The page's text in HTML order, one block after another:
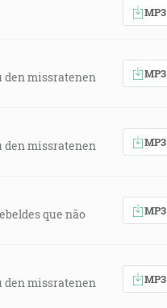
MP3
den missratenen
MP3
den missratenen
MP3
que não
MP3
den missratenen
MP3